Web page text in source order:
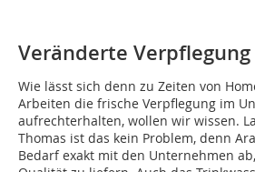
Veränderte Verpflegung
Wie lässt sich denn zu Zeiten von
Arbeiten die frische Verpflegung im
aufrechterhalten, wollen wir wissen.
Thomas ist das kein Problem, denn
Bedarf exakt mit den Unternehmen